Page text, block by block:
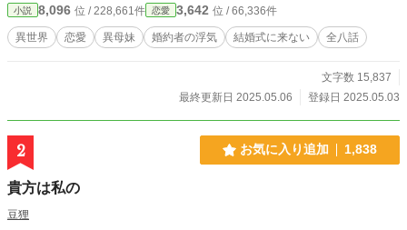
小説 8,096 位 / 228,661件 恋愛 3,642 位 / 66,336件
異世界 恋愛 異母妹 婚約者の浮気 結婚式に来ない 全八話
文字数 15,837
最終更新日 2025.05.06
登録日 2025.05.03
2 お気に入り追加 1,838
貴方は私の
豆狸